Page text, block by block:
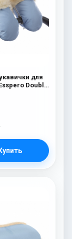
для
Double
Купить